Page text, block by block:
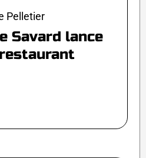
Pelletier
Savard lance